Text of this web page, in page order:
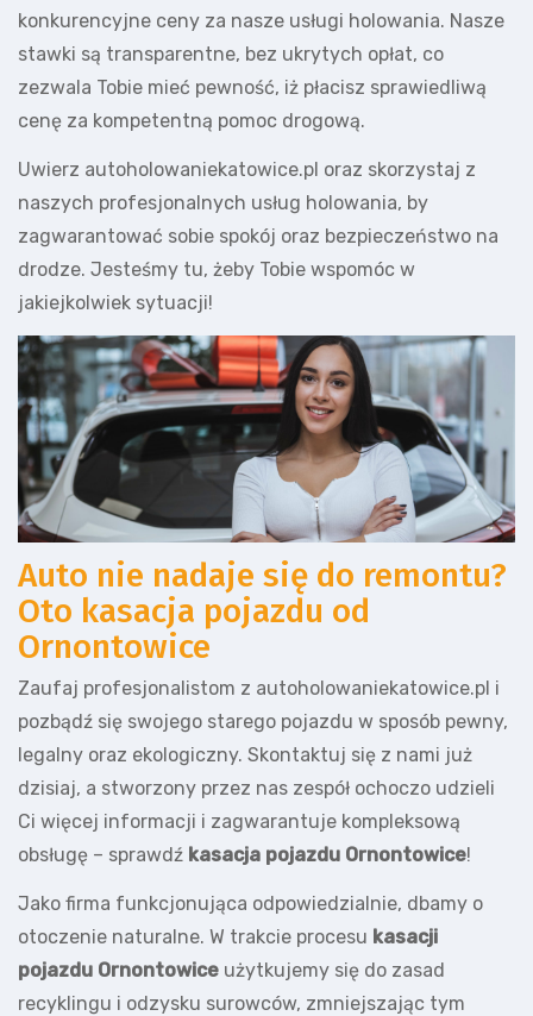
konkurencyjne ceny za nasze usługi holowania. Nasze
stawki są transparentne, bez ukrytych opłat, co
zezwala Tobie mieć pewność, iż płacisz sprawiedliwą
cenę za kompetentną pomoc drogową.
Uwierz autoholowaniekatowice.pl oraz skorzystaj z
naszych profesjonalnych usług holowania, by
zagwarantować sobie spokój oraz bezpieczeństwo na
drodze. Jesteśmy tu, żeby Tobie wspomóc w
jakiejkolwiek sytuacji!
Auto nie nadaje się do remontu?
Oto kasacja pojazdu od
Ornontowice
Zaufaj profesjonalistom z autoholowaniekatowice.pl i
pozbądź się swojego starego pojazdu w sposób pewny,
legalny oraz ekologiczny. Skontaktuj się z nami już
dzisiaj, a stworzony przez nas zespół ochoczo udzieli
Ci więcej informacji i zagwarantuje kompleksową
obsługę – sprawdź kasacja pojazdu Ornontowice!
Jako firma funkcjonująca odpowiedzialnie, dbamy o
otoczenie naturalne. W trakcie procesu kasacji
pojazdu Ornontowice użytkujemy się do zasad
recyklingu i odzysku surowców, zmniejszając tym